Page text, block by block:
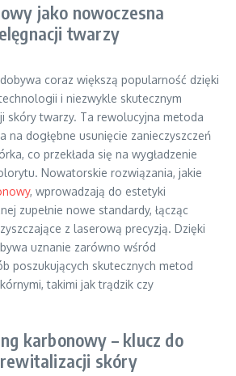
jako nowoczesna
twarzy
coraz większą popularność dzięki
i niezwykle skutecznym
skóry twarzy. Ta rewolucyjna metoda
na dogłębne usunięcie zanieczyszczeń
co przekłada się na wygładzenie
Nowatorskie rozwiązania, jakie
, wprowadzają do estetyki
zupełnie nowe standardy, łącząc
z laserową precyzją. Dzięki
uznanie zarówno wśród
poszukujących skutecznych metod
takimi jak trądzik czy
karbonowy – klucz do
skóry